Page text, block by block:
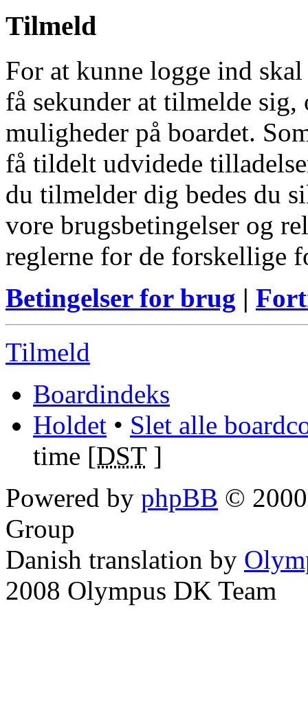
Tilmeld
For at kunne logge ind
få sekunder at tilmelde
muligheder på boardet.
få tildelt udvidede
du tilmelder dig bedes du
vore brugsbetingelser og
reglerne for de forskellige
Betingelser for brug |
Tilmeld
Boardindeks
Holdet • Slet alle
time [DST]
Powered by phpBB ©
Group
Danish translation by
2008 Olympus DK Team